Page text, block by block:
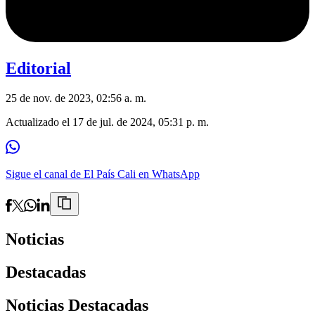
Editorial
25 de nov. de 2023, 02:56 a. m.
Actualizado el 17 de jul. de 2024, 05:31 p. m.
Sigue el canal de El País Cali en WhatsApp
Noticias
Destacadas
Noticias Destacadas